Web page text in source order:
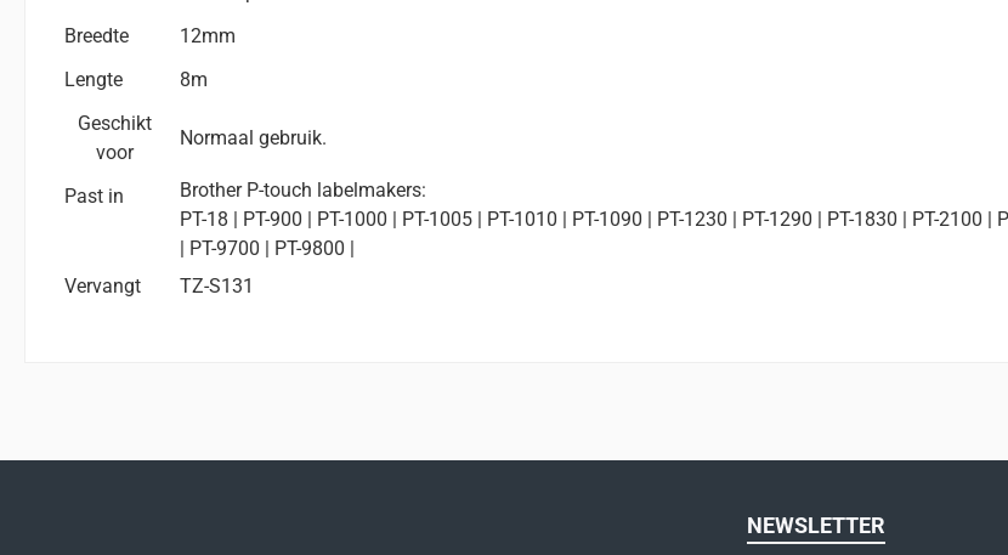
Breedte
12mm
Lengte
8m
Geschikt
voor
Normaal gebruik.
Past in
Brother P-touch labelmakers:
PT-18 | PT-900 | PT-1000 | PT-1005 | PT-1010 | PT-1090 | PT-1230 | PT-1290 | PT-1830 | PT-2100
| PT-9700 | PT-9800 |
Vervangt
TZ-S131
NEWSLETTER